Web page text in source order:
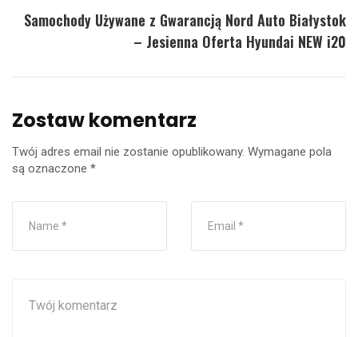
Samochody Używane z Gwarancją Nord Auto Białystok
– Jesienna Oferta Hyundai NEW i20
Zostaw komentarz
Twój adres email nie zostanie opublikowany. Wymagane pola
są oznaczone *